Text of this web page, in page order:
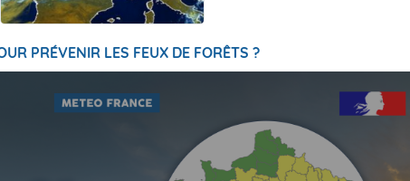
PRÉVENIR LES FEUX DE FORÊTS ?